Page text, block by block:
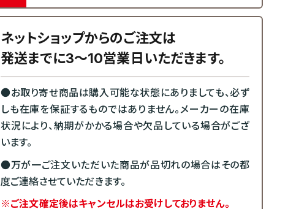
ネットショップからのご注文は
発送までに3～10営業日いただきます。
●お取り寄せ商品は購入可能な状態にありましても、必ず
しも在庫を保証するものではありません。メーカーの在庫
状況により、納期がかかる場合や欠品している場合がござ
います。
●万が一ご注文いただいた商品が品切れの場合はその都
度ご連絡させていただきます。
※ご注文確定後はキャンセルはお受けしておりません。